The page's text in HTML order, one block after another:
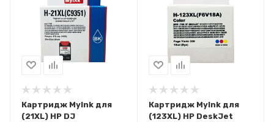
Картридж MyInk для
(21XL) HP DJ
Картридж MyInk для
(123XL) HP DeskJet